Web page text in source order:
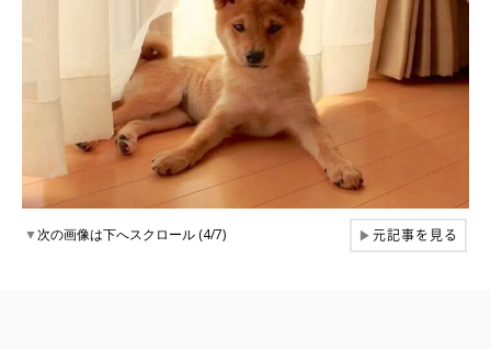
▼次の画像は下へスクロール (4/7) ▶元記事を見る